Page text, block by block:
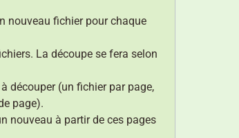
nouveau fichier pour chaque
La découpe se fera selon
découper (un fichier par page,
page).
nouveau à partir de ces pages